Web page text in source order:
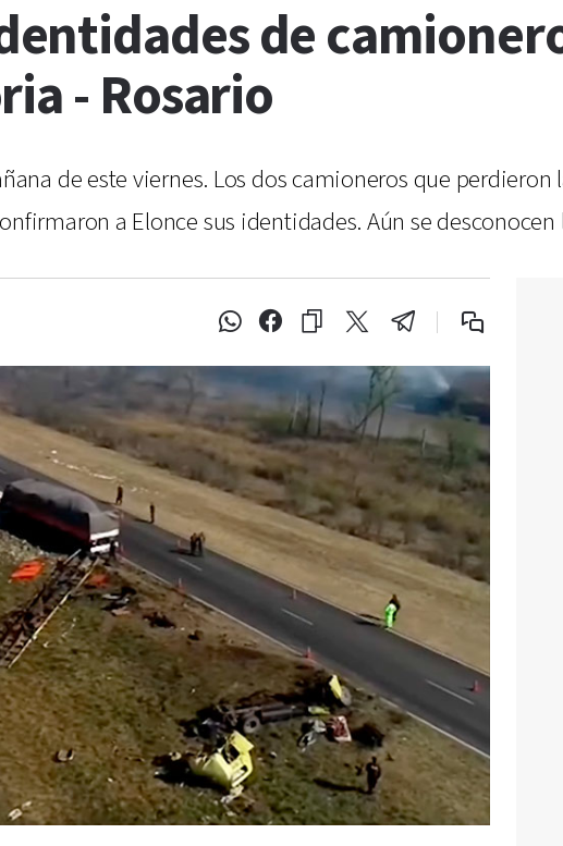
de
- Rosario
de este viernes. Los dos camioneros que
a Elonce sus identidades. Aún se